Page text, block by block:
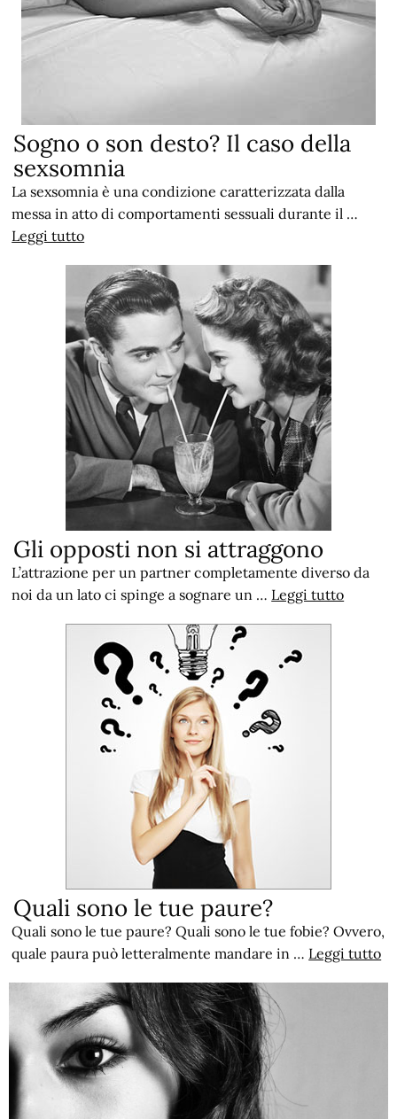
Sogno o son desto? Il caso della
sexsomnia
La sexsomnia è una condizione caratterizzata dalla
messa in atto di comportamenti sessuali durante il …
Leggi tutto
Gli opposti non si attraggono
L’attrazione per un partner completamente diverso da
noi da un lato ci spinge a sognare un … Leggi tutto
Quali sono le tue paure?
Quali sono le tue paure? Quali sono le tue fobie? Ovvero,
quale paura può letteralmente mandare in … Leggi tutto